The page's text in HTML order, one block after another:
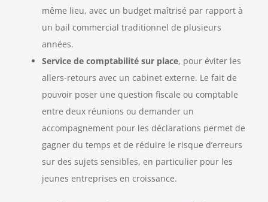
même lieu, avec un budget maîtrisé par rapport à
un bail commercial traditionnel de plusieurs
années.
Service de comptabilité sur place, pour éviter les
allers-retours avec un cabinet externe. Le fait de
pouvoir poser une question fiscale ou comptable
entre deux réunions ou demander un
accompagnement pour les déclarations permet de
gagner du temps et de réduire le risque d’erreurs
sur des sujets sensibles, en particulier pour les
jeunes entreprises en croissance.